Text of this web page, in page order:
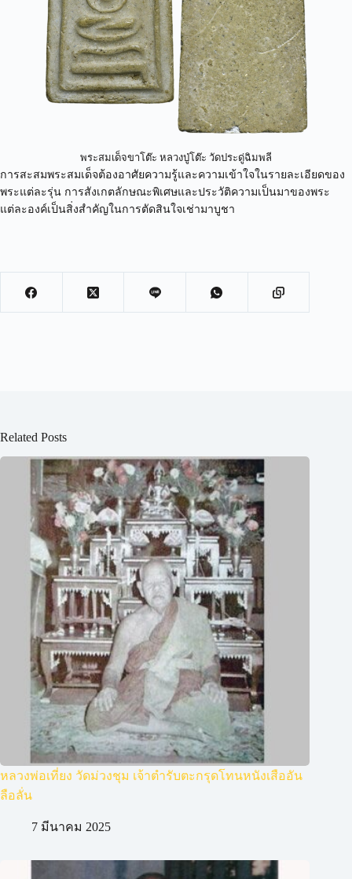
พระสมเด็จขาโต๊ะ หลวงปู่โต๊ะ วัดประดู่ฉิมพลี
การสะสมพระสมเด็จต้องอาศัยความรู้และความเข้าใจในรายละเอียดของ
พระแต่ละรุ่น การสังเกตลักษณะพิเศษและประวัติความเป็นมาของพระ
แต่ละองค์เป็นสิ่งสำคัญในการตัดสินใจเช่ามาบูชา
Related Posts
หลวงพ่อเที่ยง วัดม่วงชุม เจ้าตำรับตะกรุดโทนหนังเสืออัน
ลือลั่น
7 มีนาคม 2025